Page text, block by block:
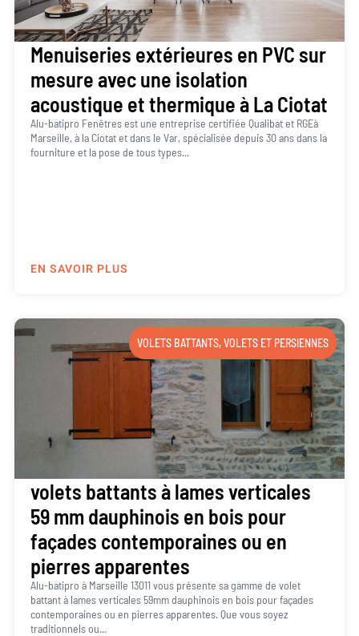
Menuiseries extérieures en PVC sur
mesure avec une isolation
acoustique et thermique à La Ciotat
Alu-batipro Fenêtres est une entreprise certifiée Qualibat et RGEà
Marseille, à la Ciotat et dans le Var, spécialisée depuis 30 ans dans la
fourniture et la pose de tous types...
EN SAVOIR PLUS
VOLETS BATTANTS,VOLETS ET PERSIENNES
volets battants à lames verticales
59 mm dauphinois en bois pour
façades contemporaines ou en
pierres apparentes
Alu-batipro à Marseille 13011 vous présente sa gamme de volet
battant à lames verticales 59mm dauphinois en bois pour façades
contemporaines ou en pierres apparentes. Que vous soyez
traditionnels ou...